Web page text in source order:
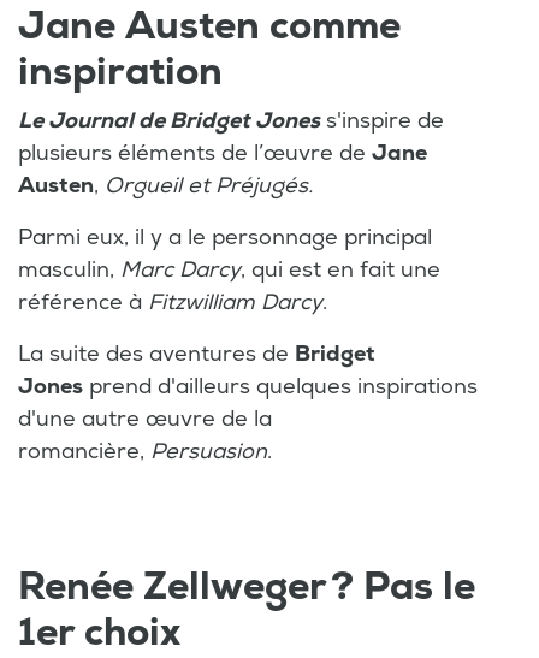
Jane Austen comme
inspiration
Le Journal de Bridget Joness'inspire de
plusieurs éléments de l’œuvre de Jane
Austen, Orgueil et Préjugés.
Parmi eux, il y a le personnage principal
masculin, Marc Darcy, qui est en fait une
référence à Fitzwilliam Darcy.
La suite des aventures de Bridget
Jones prend d'ailleurs quelques inspirations
d'une autre œuvre de la
romancière, Persuasion.
Renée Zellweger ? Pas le
1er choix